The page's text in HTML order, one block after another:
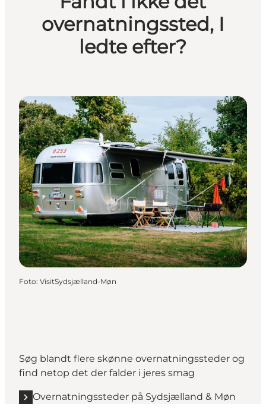
overnatningssted, I
ledte efter?
Foto: VisitSydsjælland-Møn
Søg blandt flere skønne overnatningssteder og
find netop det der falder i jeres smag
Overnatningssteder på Sydsjælland & Møn